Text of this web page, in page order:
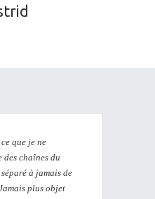
que je ne
chaînes du
à jamais de
plus objet